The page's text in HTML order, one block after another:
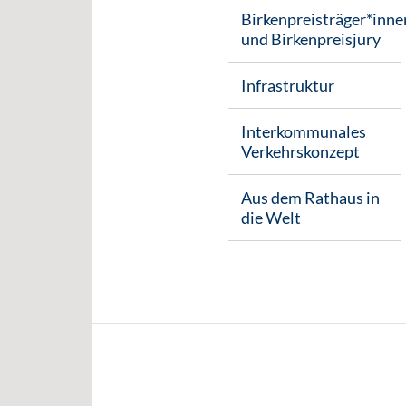
und Birkenpreisjury
Infrastruktur
Interkommunales
Verkehrskonzept
Aus dem Rathaus in
die Welt